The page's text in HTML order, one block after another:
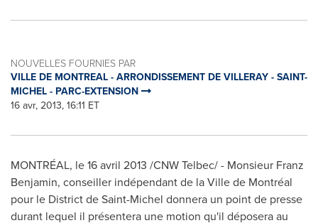
NOUVELLES FOURNIES PAR
VILLE DE MONTREAL - ARRONDISSEMENT DE VILLERAY - SAINT-
MICHEL - PARC-EXTENSION
16 avr, 2013, 16:11 ET
MONTRÉAL, le 16 avril 2013 /CNW Telbec/ - Monsieur Franz
Benjamin, conseiller indépendant de la Ville de Montréal
pour le District de Saint-Michel donnera un point de presse
durant lequel il présentera une motion qu'il déposera au